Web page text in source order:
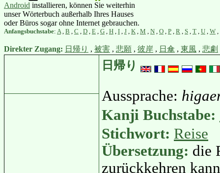
Android installieren, können Sie weiterhin
unser Wörterbuch außerhalb Ihres Hauses
oder Büros sogar ohne Internet gebrauchen.
Anfangsbuchstabe: A B C D E G H I J K M N O P R S T U W
Direkter Zugang: 日帰り , 被害 , 悲願 , 彼岸 , 日傘 , 東風 , 悲劇
日帰り
Aussprache:
Kanji Buchstabe:
Stichwort: Reise
Übersetzung: die
zurückkehren